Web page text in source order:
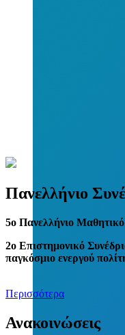
Πανελλήνιο
5o Πανελλήνιο
2ο Επιστημονικό
παγκόσμιο ενεργού
Περισσότερα
Ανακοινώσεις